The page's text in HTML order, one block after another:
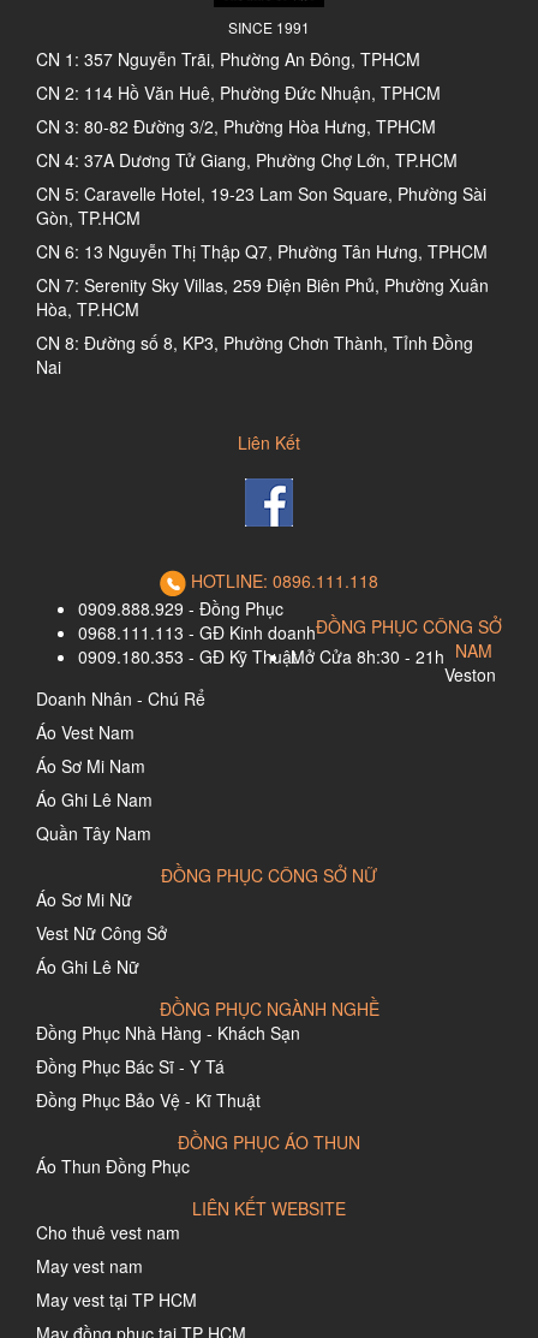
SINCE 1991
CN 1: 357 Nguyễn Trãi, Phường An Đông, TPHCM
CN 2: 114 Hồ Văn Huê, Phường Đức Nhuận, TPHCM
CN 3: 80-82 Đường 3/2, Phường Hòa Hưng, TPHCM
CN 4: 37A Dương Tử Giang, Phường Chợ Lớn, TP.HCM
CN 5: Caravelle Hotel, 19-23 Lam Son Square, Phường Sài
Gòn, TP.HCM
CN 6: 13 Nguyễn Thị Thập Q7, Phường Tân Hưng, TPHCM
CN 7: Serenity Sky Villas, 259 Điện Biên Phủ, Phường Xuân
Hòa, TP.HCM
CN 8: Đường số 8, KP3, Phường Chơn Thành, Tỉnh Đồng
Nai
Liên Kết
HOTLINE: 0896.111.118
0909.888.929 - Đồng Phục
0968.111.113 - GĐ Kinh doanh
0909.180.353 - GĐ Kỹ ThuậtMở Cửa 8h:30 - 21h
ĐỒNG PHỤC CÔNG SỞ
NAM
Veston
Doanh Nhân - Chú Rể
Áo Vest Nam
Áo Sơ Mi Nam
Áo Ghi Lê Nam
Quần Tây Nam
ĐỒNG PHỤC CÔNG SỞ NỮ
Áo Sơ Mi Nữ
Vest Nữ Công Sở
Áo Ghi Lê Nữ
ĐỒNG PHỤC NGÀNH NGHỀ
Đồng Phục Nhà Hàng - Khách Sạn
Đồng Phục Bác Sĩ - Y Tá
Đồng Phục Bảo Vệ - Kĩ Thuật
ĐỒNG PHỤC ÁO THUN
Áo Thun Đồng Phục
LIÊN KẾT WEBSITE
Cho thuê vest nam
May vest nam
May vest tại TP HCM